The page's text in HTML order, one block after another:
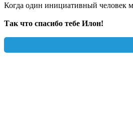
Когда один инициативный человек
Так что спасибо тебе Илон!